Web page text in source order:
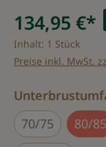
134,95 €*
Inhalt: 1 Stück
Preise inkl. MwSt.
70/75
80/85